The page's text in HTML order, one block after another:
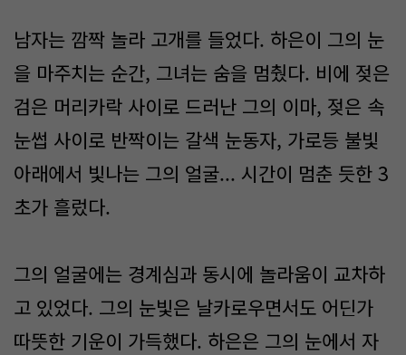
남자는 깜짝 놀라 고개를 들었다. 하은이 그의 눈
을 마주치는 순간, 그녀는 숨을 멈췄다. 비에 젖은
검은 머리카락 사이로 드러난 그의 이마, 젖은 속
눈썹 사이로 반짝이는 갈색 눈동자, 가로등 불빛
아래에서 빛나는 그의 얼굴... 시간이 멈춘 듯한 3
초가 흘렀다.
그의 얼굴에는 경계심과 동시에 놀라움이 교차하
고 있었다. 그의 눈빛은 날카로우면서도 어딘가
따뜻한 기운이 가득했다. 하은은 그의 눈에서 자